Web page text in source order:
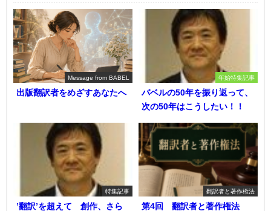
Message from BABEL
出版翻訳者をめざすあなたへ
年始特集記事
バベルの50年を振り返って、
次の50年はこうしたい！！
特集記事
’翻訳’を超えて 創作、さら
翻訳者と著作権法
第4回 翻訳者と著作権法